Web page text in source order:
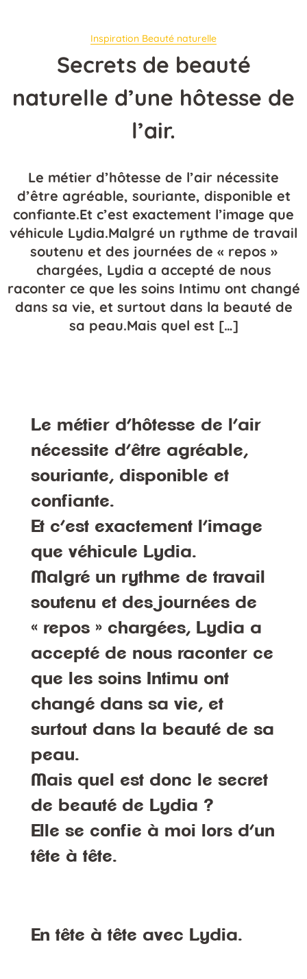
Inspiration Beauté naturelle
Secrets de beauté
naturelle d’une hôtesse de
l’air.
Le métier d’hôtesse de l’air nécessite
d’être agréable, souriante, disponible et
confiante.Et c’est exactement l’image que
véhicule Lydia.Malgré un rythme de travail
soutenu et des journées de « repos »
chargées, Lydia a accepté de nous
raconter ce que les soins Intimu ont changé
dans sa vie, et surtout dans la beauté de
sa peau.Mais quel est […]
Le métier d’hôtesse de l’air
nécessite d’être agréable,
souriante, disponible et
confiante.
Et c’est exactement l’image
que véhicule Lydia.
Malgré un rythme de travail
soutenu et des journées de
« repos » chargées, Lydia a
accepté de nous raconter ce
que
les soins Intimu ont
changé dans sa vie, et
surtout dans la beauté de sa
peau.
Mais quel est donc
le secret
de beauté de Lydia ?
Elle se confie à moi lors d’un
tête à tête.
En tête à tête avec Lydia.